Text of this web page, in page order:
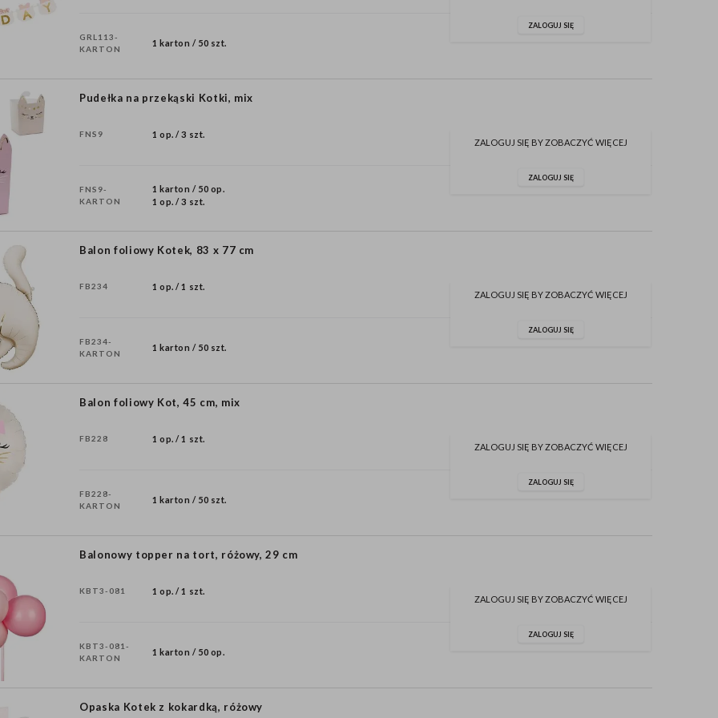
GRL113-
KARTON
1 karton / 50 szt.
ZALOGUJ SIĘ
Pudełka na przekąski Kotki, mix
FNS9 1 op. / 3 szt.
FNS9-
KARTON
1 karton / 50 op.
1 op. / 3 szt.
ZALOGUJ SIĘ BY ZOBACZYĆ WIĘCEJ
ZALOGUJ SIĘ
Balon foliowy Kotek, 83 x 77 cm
FB234 1 op. / 1 szt.
FB234-
KARTON
1 karton / 50 szt.
ZALOGUJ SIĘ BY ZOBACZYĆ WIĘCEJ
ZALOGUJ SIĘ
Balon foliowy Kot, 45 cm, mix
FB228 1 op. / 1 szt.
FB228-
KARTON
1 karton / 50 szt.
ZALOGUJ SIĘ BY ZOBACZYĆ WIĘCEJ
ZALOGUJ SIĘ
Balonowy topper na tort, różowy, 29 cm
KBT3-081 1 op. / 1 szt.
KBT3-081-
KARTON
1 karton / 50 op.
ZALOGUJ SIĘ BY ZOBACZYĆ WIĘCEJ
ZALOGUJ SIĘ
Opaska Kotek z kokardką, różowy